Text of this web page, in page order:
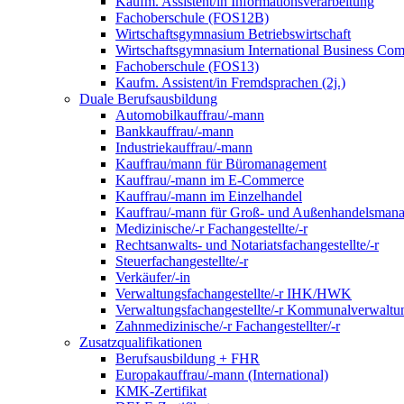
Fachoberschule (FOS12B)
Wirtschaftsgymnasium Betriebswirtschaft
Wirtschaftsgymnasium International Business
Fachoberschule (FOS13)
Kaufm. Assistent/in Fremdsprachen (2j.)
Duale Berufsausbildung
Automobilkauffrau/-mann
Bankkauffrau/-mann
Industriekauffrau/-mann
Kauffrau/mann für Büromanagement
Kauffrau/-mann im E-Commerce
Kauffrau/-mann im Einzelhandel
Kauffrau/-mann für Groß- und
Medizinische/-r Fachangestellte/-r
Rechtsanwalts- und Notariatsfachangestellte/-r
Steuerfachangestellte/-r
Verkäufer/-in
Verwaltungs­fach­angestellte/-r IHK/HWK
Verwaltungsfach­angestellte/-r
Zahnmedizinische/-r Fachangestellter/-r
Zusatzqualifikationen
Berufsausbildung + FHR
Europakauffrau/-mann (International)
KMK-Zertifikat